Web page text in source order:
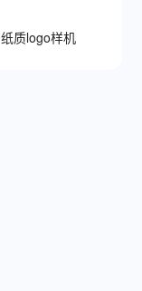
纸质logo样机